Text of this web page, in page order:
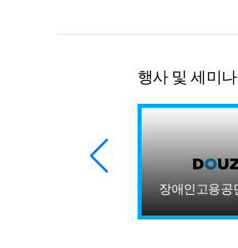
행사 및 세미나